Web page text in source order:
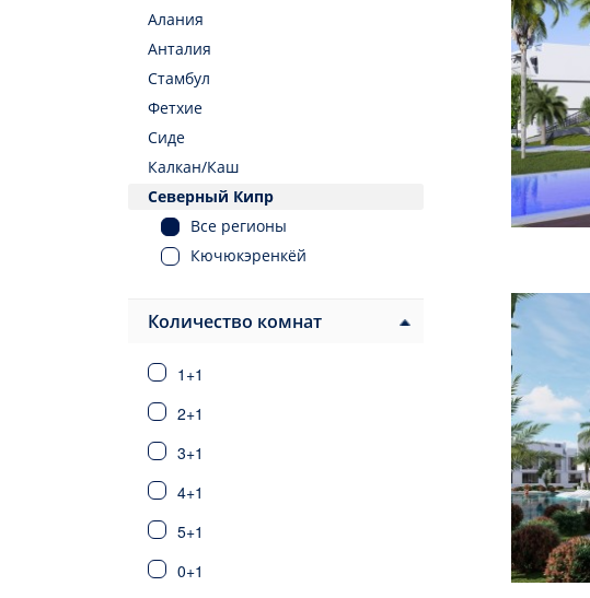
Под ВНЖ
Алания
Анталия
Стамбул
Фетхие
Сиде
Калкан/Каш
Северный Кипр
Все регионы
Кючюкэренкёй
Лапта
Бахчели
Озанкёй
Алсанджак
Кирения
Количество комнат
1+1
2+1
3+1
4+1
5+1
0+1